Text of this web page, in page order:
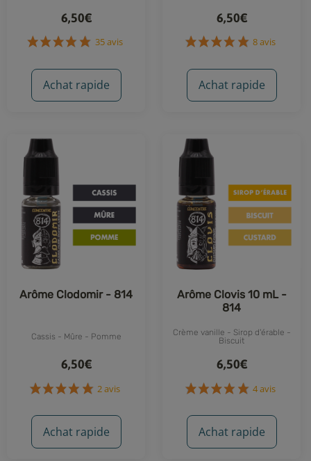
6,50€
35 avis
Achat rapide
6,50€
8 avis
Achat rapide
Arôme Clodomir - 814
Cassis - Mûre - Pomme
6,50€
2 avis
Achat rapide
Arôme Clovis 10 mL -
814
Crème vanille - Sirop d'érable -
Biscuit
6,50€
4 avis
Achat rapide